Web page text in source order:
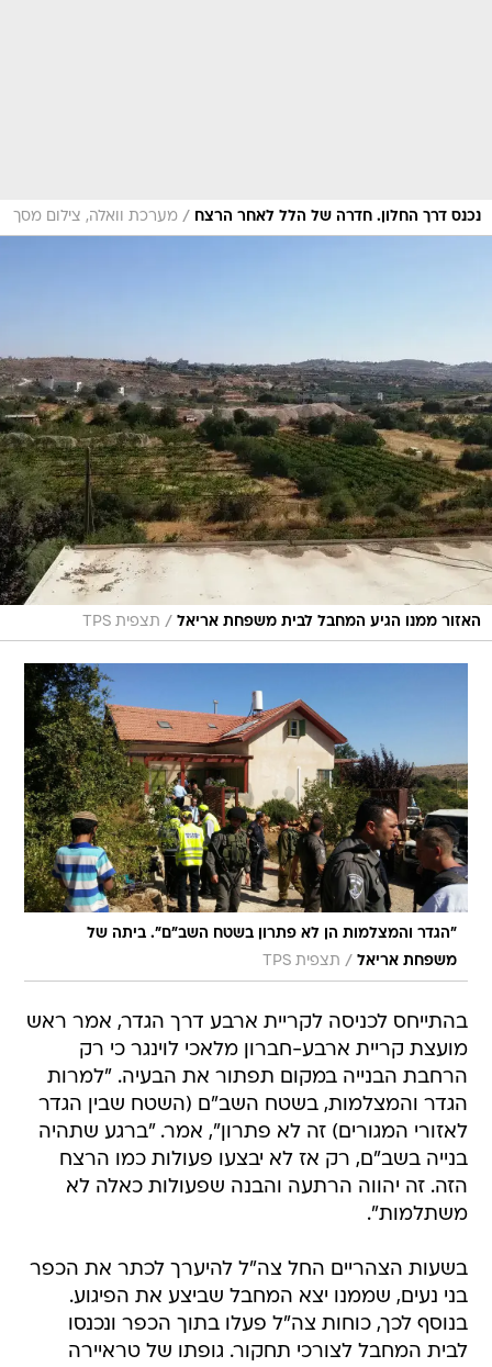
נכנס דרך החלון. חדרה של הלל לאחר הרצח / מערכת וואלה, צילום מסך
האזור ממנו הגיע המחבל לבית משפחת אריאל / תצפית TPS
"הגדר והמצלמות הן לא פתרון בשטח השב"ם". ביתה של
משפחת אריאל / תצפית TPS
בהתייחס לכניסה לקריית ארבע דרך הגדר, אמר ראש
מועצת קריית ארבע-חברון מלאכי לוינגר כי רק
הרחבת הבנייה במקום תפתור את הבעיה. "למרות
הגדר והמצלמות, בשטח השב"ם (השטח שבין הגדר
לאזורי המגורים) זה לא פתרון", אמר. "ברגע שתהיה
בנייה בשב"ם, רק אז לא יבצעו פעולות כמו הרצח
הזה. זה יהווה הרתעה והבנה שפעולות כאלה לא
משתלמות".
בשעות הצהריים החל צה"ל להיערך לכתר את הכפר
בני נעים, שממנו יצא המחבל שביצע את הפיגוע.
בנוסף לכך, כוחות צה"ל פעלו בתוך הכפר ונכנסו
לבית המחבל לצורכי תחקור. גופתו של טראיירה